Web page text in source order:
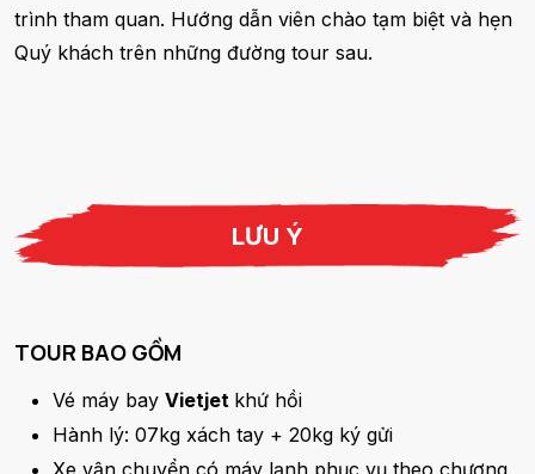
trình tham quan. Hướng dẫn viên chào tạm biệt và hẹn
Quý khách trên những đường tour sau.
LƯU Ý
TOUR BAO GỒM
Vé máy bay Vietjet khứ hồi
Hành lý: 07kg xách tay + 20kg ký gửi